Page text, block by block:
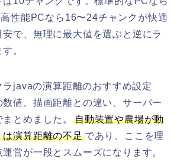
性能PCなら16〜24チャンクが快適
で、無理に最大値を選ぶと逆にラ
。
javaの演算距離のおすすめ設定
数値、描画距離との違い、サーバー
とめました。
自動装置や農場が動
演算距離の不足であり、ここを理
営が一段とスムーズになります。